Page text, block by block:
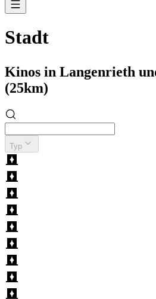
Stadt
Kinos in Langenrieth
(25km)
Typ